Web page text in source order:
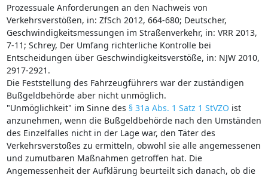
Prozessuale Anforderungen an den Nachweis von
Verkehrsverstößen, in: ZfSch 2012, 664-680; Deutscher,
Geschwindigkeitsmessungen im Straßenverkehr, in: VRR 2013,
7-11; Schrey, Der Umfang richterliche Kontrolle bei
Entscheidungen über Geschwindigkeitsverstöße, in: NJW 2010,
2917-2921.
Die Feststellung des Fahrzeugführers war der zuständigen
Bußgeldbehörde aber nicht unmöglich.
"Unmöglichkeit" im Sinne des § 31a Abs. 1 Satz 1 StVZO ist
anzunehmen, wenn die Bußgeldbehörde nach den Umständen
des Einzelfalles nicht in der Lage war, den Täter des
Verkehrsverstoßes zu ermitteln, obwohl sie alle angemessenen
und zumutbaren Maßnahmen getroffen hat. Die
Angemessenheit der Aufklärung beurteilt sich danach, ob die